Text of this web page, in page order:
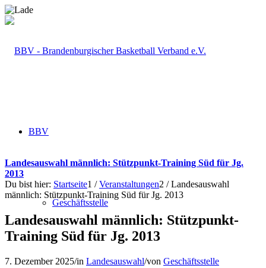
BBV
Geschäftsstelle
Landesauswahl männlich: Stützpunkt-Training Süd für Jg.
2013
Du bist hier: Startseite1 / Veranstaltungen2 / Landesauswahl
männlich: Stützpunkt-Training Süd für Jg. 2013
Landesauswahl männlich: Stützpunkt-
Training Süd für Jg. 2013
7. Dezember 2025/in Landesauswahl/von Geschäftsstelle